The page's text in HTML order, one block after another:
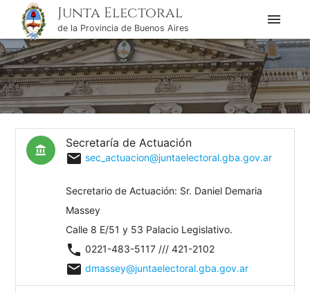
Junta Electoral
de la Provincia de Buenos Aires
menu
account_balance
Secretaría de Actuación
mail sec_actuacion@juntaelectoral.gba.gov.ar
Secretario de Actuación: Sr. Daniel Demaria
Massey
Calle 8 E/51 y 53 Palacio Legislativo.
phone 0221-483-5117 /// 421-2102
mail dmassey@juntaelectoral.gba.gov.ar